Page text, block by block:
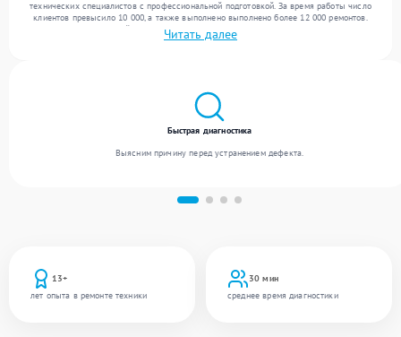
технических специалистов с профессиональной подготовкой. За время работы число
клиентов превысило 10 000, а также выполнено выполнено более 12 000 ремонтов.
Ежемесячно в сервисный центр поступает свыше 300 единиц техники, включая , , . Мы
выполняем ремонт различного уровня сложности и обеспечиваем надежный
Читать далее
13+
лет опыта в ремонте техники
30 мин
среднее время диагностики
Быстрая диагностика
Выясним причину перед устранением дефекта.